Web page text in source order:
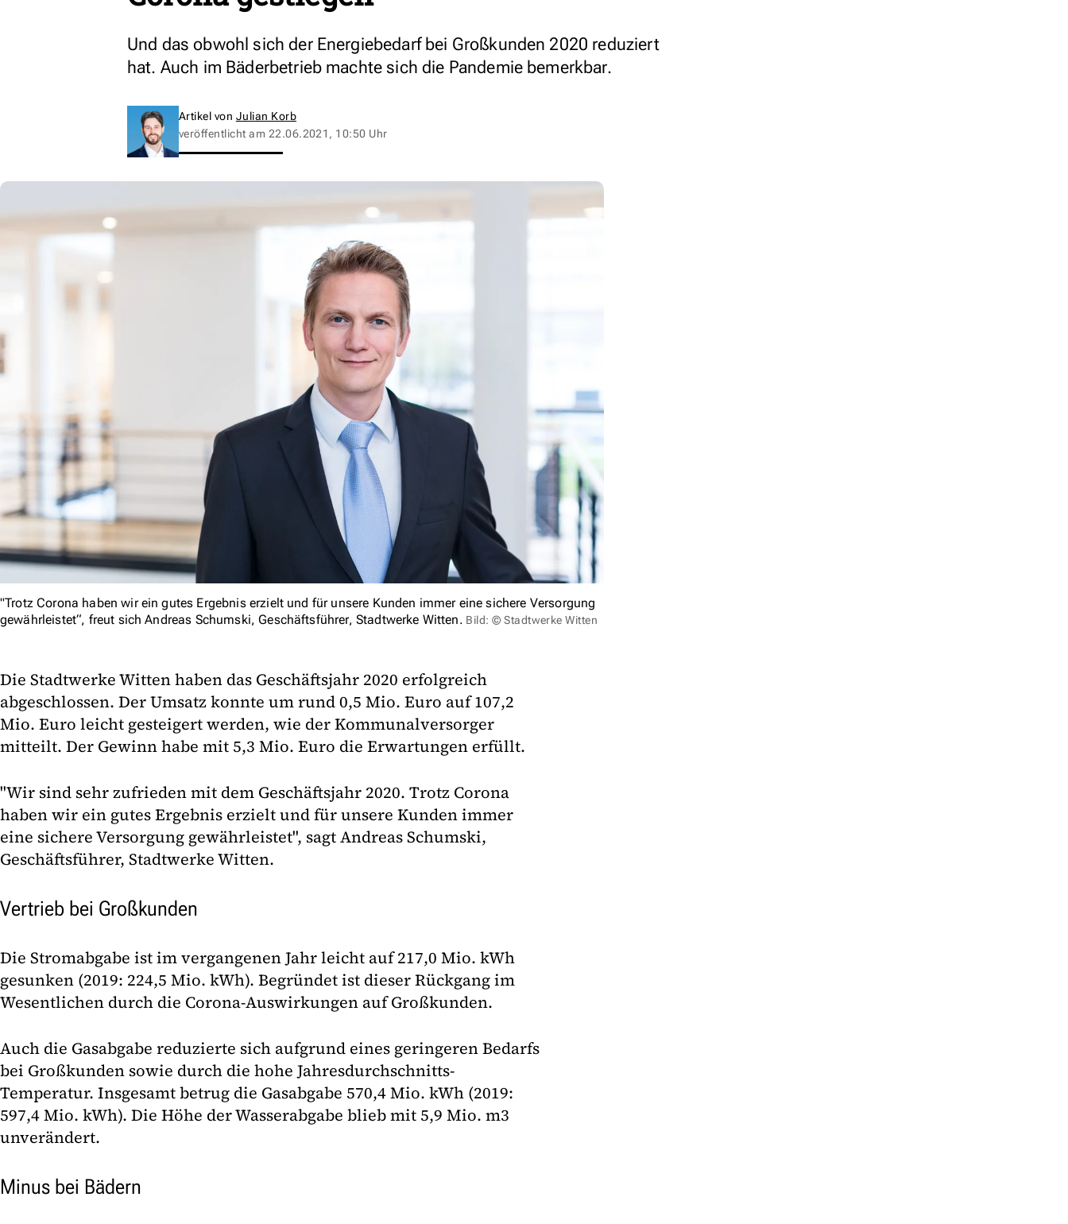
Und das obwohl sich der Energiebedarf bei Großkunden 2020 reduziert
hat. Auch im Bäderbetrieb machte sich die Pandemie bemerkbar.
Artikel von Julian Korb
veröffentlicht am 22.06.2021, 10:50 Uhr
"Trotz Corona haben wir ein gutes Ergebnis erzielt und für unsere Kunden immer eine sichere Versorgung
gewährleistet“, freut sich Andreas Schumski, Geschäftsführer, Stadtwerke Witten. Bild: © Stadtwerke Witten
Die Stadtwerke Witten haben das Geschäftsjahr 2020 erfolgreich
abgeschlossen. Der Umsatz konnte um rund 0,5 Mio. Euro auf 107,2
Mio. Euro leicht gesteigert werden, wie der Kommunalversorger
mitteilt. Der Gewinn habe mit 5,3 Mio. Euro die Erwartungen erfüllt.
"Wir sind sehr zufrieden mit dem Geschäftsjahr 2020. Trotz Corona
haben wir ein gutes Ergebnis erzielt und für unsere Kunden immer
eine sichere Versorgung gewährleistet", sagt Andreas Schumski,
Geschäftsführer, Stadtwerke Witten.
Vertrieb bei Großkunden
Die Stromabgabe ist im vergangenen Jahr leicht auf 217,0 Mio. kWh
gesunken (2019: 224,5 Mio. kWh). Begründet ist dieser Rückgang im
Wesentlichen durch die Corona-Auswirkungen auf Großkunden.
Auch die Gasabgabe reduzierte sich aufgrund eines geringeren Bedarfs
bei Großkunden sowie durch die hohe Jahresdurchschnitts-
Temperatur. Insgesamt betrug die Gasabgabe 570,4 Mio. kWh (2019:
597,4 Mio. kWh). Die Höhe der Wasserabgabe blieb mit 5,9 Mio. m3
unverändert.
Minus bei Bädern